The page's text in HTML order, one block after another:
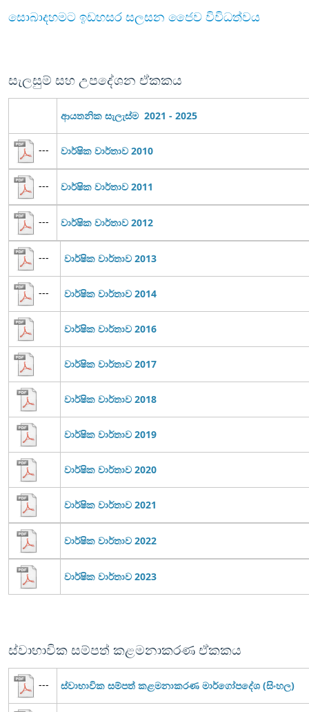
සොබාදහමට ඉඩහසර සලසන ජෛව විවිධත්වය
සැලසුම් සහ උපදේශන ඒකකය
ආයතනික සැලැස්ම 2021 - 2025
--- වාර්ෂික වාර්තාව 2010
--- වාර්ෂික වාර්තාව 2011
--- වාර්ෂික වාර්තාව 2012
--- වාර්ෂික වාර්තාව 2013
--- වාර්ෂික වාර්තාව 2014
වාර්ෂික වාර්තාව 2016
වාර්ෂික වාර්තාව 2017
වාර්ෂික වාර්තාව 2018
වාර්ෂික වාර්තාව 2019
වාර්ෂික වාර්තාව 2020
වාර්ෂික වාර්තාව 2021
වාර්ෂික වාර්තාව 2022
වාර්ෂික වාර්තාව 2023
ස්වාභාවික සම්පත් කළමනාකරණ ඒකකය
--- ස්වාභාවික සම්පත් කළමනාකරණ මාර්ගෝපදේශ (සිංහල)